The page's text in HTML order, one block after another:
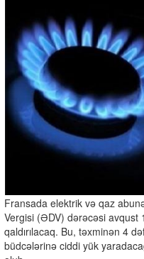
Fransada elektrik və qaz
Vergisi (ƏDV) dərəcəsi
qaldırılacaq. Bu, təxminən 4
büdcələrinə ciddi yük